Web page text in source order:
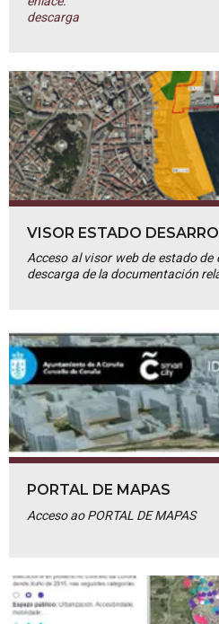
descarga
VISOR ESTADO
Acceso al visor web de estado de
descarga de la documentación
PORTAL DE MAPAS
Acceso ao PORTAL DE MAPAS